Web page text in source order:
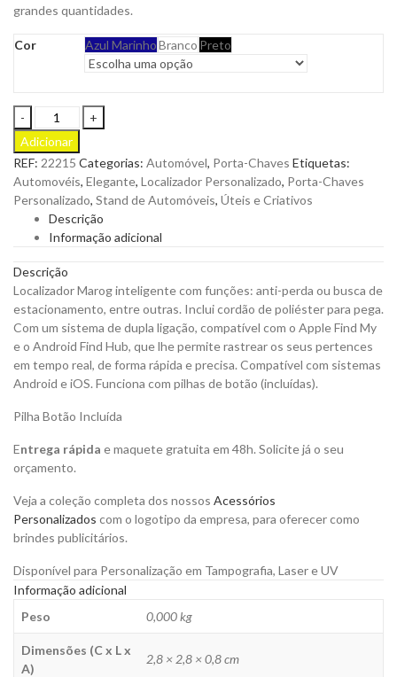
grandes quantidades.
Cor Azul MarinhoBranco Preto
Localizador
Marog
Inteligente
com
Funções,
Anti-
Perda
ou
de
Estacionamento
para
Personalizar
quantity
Adicionar
REF: 22215 Categorias: Automóvel, Porta-Chaves Etiquetas:
Automovéis, Elegante, Localizador Personalizado, Porta-Chaves
Personalizado, Stand de Automóveis, Úteis e Criativos
Descrição
Informação adicional
Descrição
Localizador Marog inteligente com funções: anti-perda ou busca de
estacionamento, entre outras. Inclui cordão de poliéster para pega.
Com um sistema de dupla ligação, compatível com o Apple Find My
e o Android Find Hub, que lhe permite rastrear os seus pertences
em tempo real, de forma rápida e precisa. Compatível com sistemas
Android e iOS. Funciona com pilhas de botão (incluídas).
Pilha Botão Incluída
Entrega rápida e maquete gratuita em 48h. Solicite já o seu
orçamento.
Veja a coleção completa dos nossos Acessórios
Personalizados com o logotipo da empresa, para oferecer como
brindes publicitários.
Disponível para Personalização em Tampografia, Laser e UV
Informação adicional
Peso
0,000 kg
Dimensões (C x L x
A)
2,8 × 2,8 × 0,8 cm